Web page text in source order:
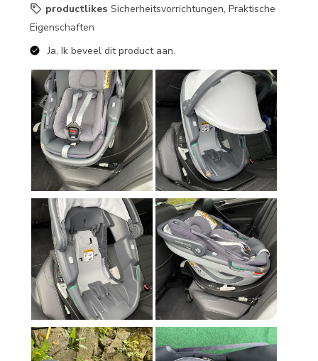
productlikes Sicherheitsvorrichtungen, Praktische
Eigenschaften
Ja, Ik beveel dit product aan.